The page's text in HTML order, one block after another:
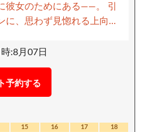
女のためにある――。 引
に、思わず見惚れる上向
で、誰もが心を許してし
を奪われる…。 エロ
の
:8月07日
予約する
15
16
17
18